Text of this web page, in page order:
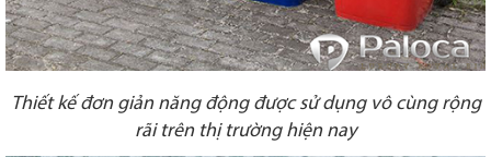
Thiết kế đơn giản năng động được sử dụng vô cùng rộng
rãi trên thị trường hiện nay